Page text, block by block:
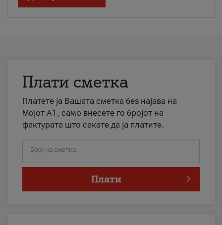
Плати сметка
Платете ја Вашата сметка без најава на
Мојот А1, само внесете го бројот на
фактурата што сакате да ја платите.
Број на сметка
Плати